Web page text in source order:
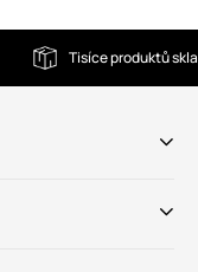
Tisíce produktů